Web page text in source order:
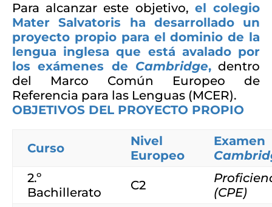
Para alcanzar este objetivo, el colegio
Mater Salvatoris ha desarrollado un
proyecto propio para el dominio de la
lengua inglesa que está avalado por
los exámenes de Cambridge,dentro
del Marco Común Europeo de
Referencia para las Lenguas (MCER).
OBJETIVOS DEL PROYECTO PROPIO
Curso
Nivel
Europeo
Examen
2.º
Bachillerato
C2
(CPE)